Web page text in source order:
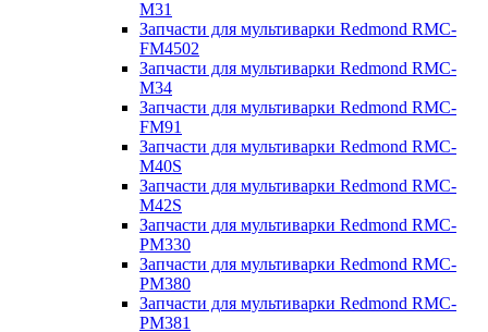
M31
Запчасти для мультиварки Redmond RMC-
FM4502
Запчасти для мультиварки Redmond RMC-
M34
Запчасти для мультиварки Redmond RMC-
FM91
Запчасти для мультиварки Redmond RMC-
M40S
Запчасти для мультиварки Redmond RMC-
M42S
Запчасти для мультиварки Redmond RMC-
PM330
Запчасти для мультиварки Redmond RMC-
PM380
Запчасти для мультиварки Redmond RMC-
PM381